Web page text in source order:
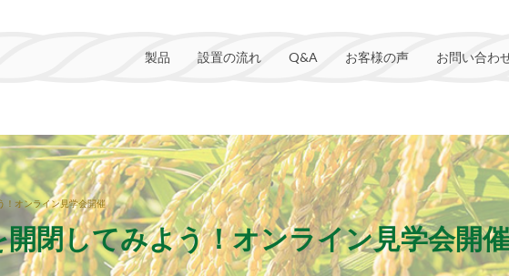
お問い合わ
お客様の声
Q&A
設置の流れ
製品
！オンライン見学会開催
閉してみよう！オンライン見学会開催